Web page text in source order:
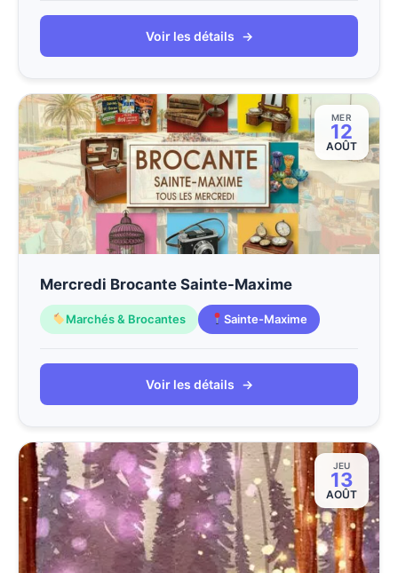
Voir les détails →
MER
12
AOÛT
Mercredi Brocante Sainte-Maxime
Marchés & Brocantes Sainte-Maxime
Voir les détails →
JEU
13
AOÛT